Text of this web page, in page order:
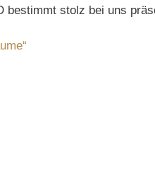
bestimmt stolz bei uns